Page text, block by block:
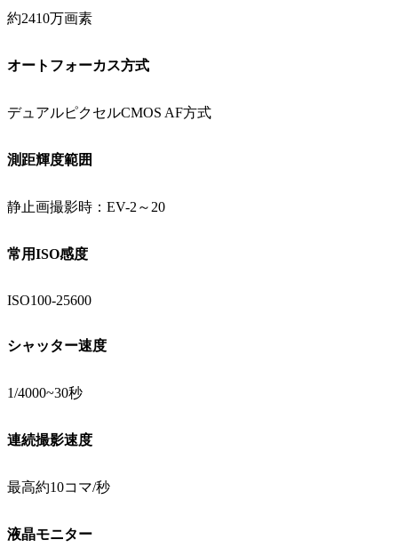
約2410万画素
オートフォーカス方式
デュアルピクセルCMOS AF方式
測距輝度範囲
静止画撮影時：EV-2～20
常用ISO感度
ISO100-25600
シャッター速度
1/4000~30秒
連続撮影速度
最高約10コマ/秒
液晶モニター